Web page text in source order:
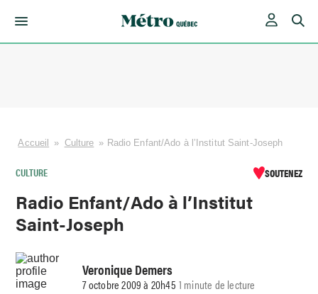
Accueil » Culture » Radio Enfant/Ado à l’Institut Saint-Joseph
CULTURE SOUTENEZ
Radio Enfant/Ado à l’Institut
Saint-Joseph
Veronique Demers
7 octobre 2009 à 20h45 1 minute de lecture